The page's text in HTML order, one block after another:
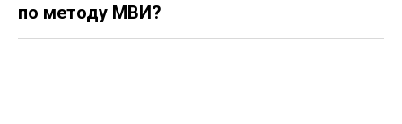
по методу МВИ?